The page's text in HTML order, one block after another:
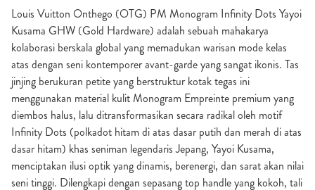
Louis Vuitton Onthego (OTG) PM Monogram Infinity Dots Yayoi
Kusama GHW (Gold Hardware) adalah sebuah mahakarya
kolaborasi berskala global yang memadukan warisan mode kelas
atas dengan seni kontemporer avant-garde yang sangat ikonis. Tas
jinjing berukuran petite yang berstruktur kotak tegas ini
menggunakan material kulit Monogram Empreinte premium yang
diembos halus, lalu ditransformasikan secara radikal oleh motif
Infinity Dots (polkadot hitam di atas dasar putih dan merah di atas
dasar hitam) khas seniman legendaris Jepang, Yayoi Kusama,
menciptakan ilusi optik yang dinamis, berenergi, dan sarat akan nilai
seni tinggi. Dilengkapi dengan sepasang top handle yang kokoh, tali